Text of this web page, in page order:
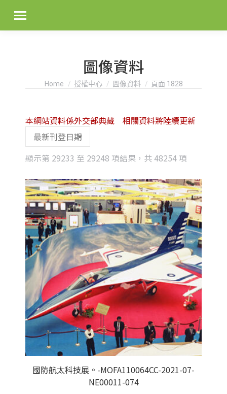
圖像資料
You are here:
Home 授權中心 圖像資料 頁面 1828
顯示第 29233 至 29248 項結果，共 48254 項
latest
本網站資料係外交部典藏 相關資料將陸續更新
國防航太科技展。-MOFA110064CC-2021-07-
NE00011-074